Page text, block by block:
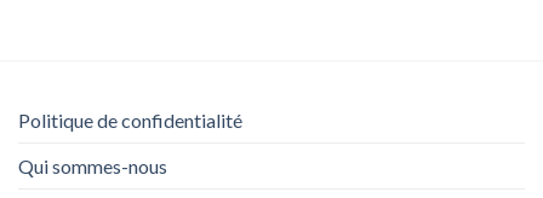
Politique de confidentialité
Qui sommes-nous